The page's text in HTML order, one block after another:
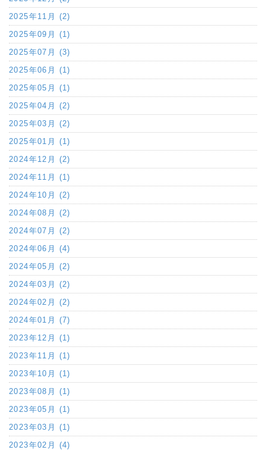
2025年11月 (2)
2025年09月 (1)
2025年07月 (3)
2025年06月 (1)
2025年05月 (1)
2025年04月 (2)
2025年03月 (2)
2025年01月 (1)
2024年12月 (2)
2024年11月 (1)
2024年10月 (2)
2024年08月 (2)
2024年07月 (2)
2024年06月 (4)
2024年05月 (2)
2024年03月 (2)
2024年02月 (2)
2024年01月 (7)
2023年12月 (1)
2023年11月 (1)
2023年10月 (1)
2023年08月 (1)
2023年05月 (1)
2023年03月 (1)
2023年02月 (4)